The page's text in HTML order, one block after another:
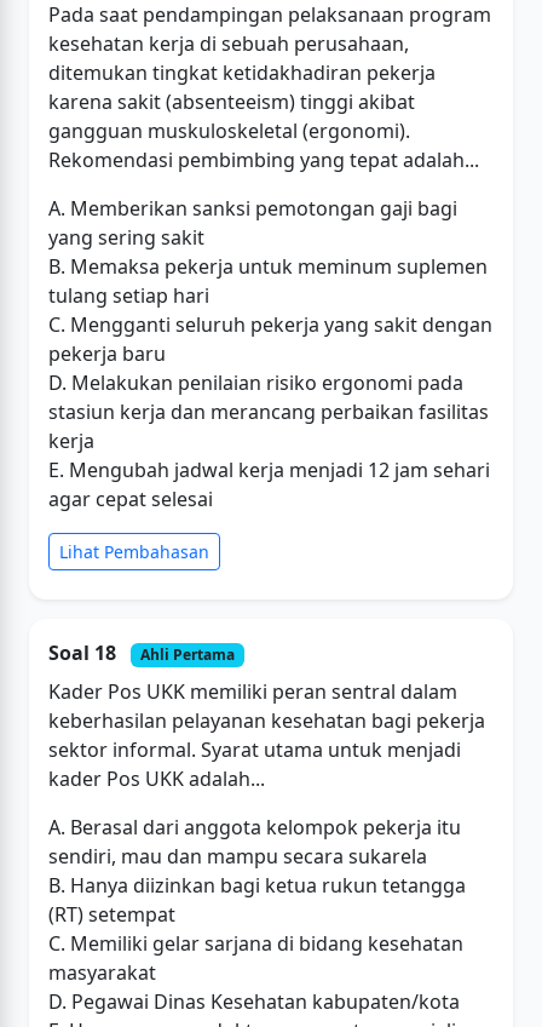
Pada saat pendampingan pelaksanaan program
kesehatan kerja di sebuah perusahaan,
ditemukan tingkat ketidakhadiran pekerja
karena sakit (absenteeism) tinggi akibat
gangguan muskuloskeletal (ergonomi).
Rekomendasi pembimbing yang tepat adalah...
A. Memberikan sanksi pemotongan gaji bagi
yang sering sakit
B. Memaksa pekerja untuk meminum suplemen
tulang setiap hari
C. Mengganti seluruh pekerja yang sakit dengan
pekerja baru
D. Melakukan penilaian risiko ergonomi pada
stasiun kerja dan merancang perbaikan fasilitas
kerja
E. Mengubah jadwal kerja menjadi 12 jam sehari
agar cepat selesai
Lihat Pembahasan
Soal 18 Ahli Pertama
Kader Pos UKK memiliki peran sentral dalam
keberhasilan pelayanan kesehatan bagi pekerja
sektor informal. Syarat utama untuk menjadi
kader Pos UKK adalah...
A. Berasal dari anggota kelompok pekerja itu
sendiri, mau dan mampu secara sukarela
B. Hanya diizinkan bagi ketua rukun tetangga
(RT) setempat
C. Memiliki gelar sarjana di bidang kesehatan
masyarakat
D. Pegawai Dinas Kesehatan kabupaten/kota